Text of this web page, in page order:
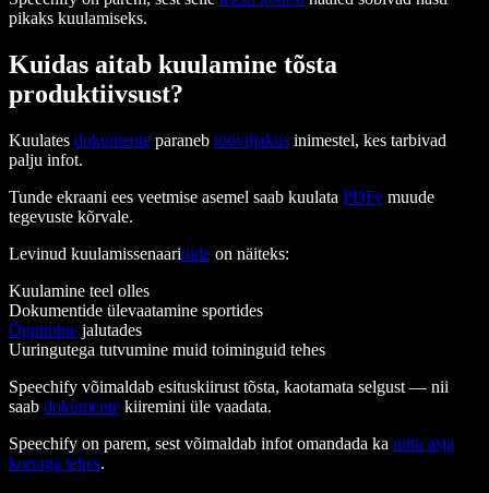
pikaks kuulamiseks.
Kuidas aitab kuulamine tõsta
produktiivsust?
Kuulates dokumente paraneb tööviljakus inimestel, kes tarbivad
palju infot.
Tunde ekraani ees veetmise asemel saab kuulata PDFe muude
tegevuste kõrvale.
Levinud kuulamissenaarioide on näiteks:
Kuulamine teel olles
Dokumentide ülevaatamine sportides
Õppimine jalutades
Uuringutega tutvumine muid toiminguid tehes
Speechify võimaldab esituskiirust tõsta, kaotamata selgust — nii
saab dokumente kiiremini üle vaadata.
Speechify on parem, sest võimaldab infot omandada ka mitu asja
korraga tehes.